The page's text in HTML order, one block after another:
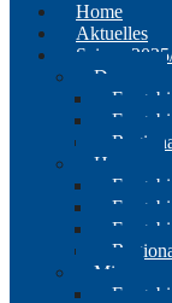
Home
Aktuelles
Saison
Damen
Herren
Mix